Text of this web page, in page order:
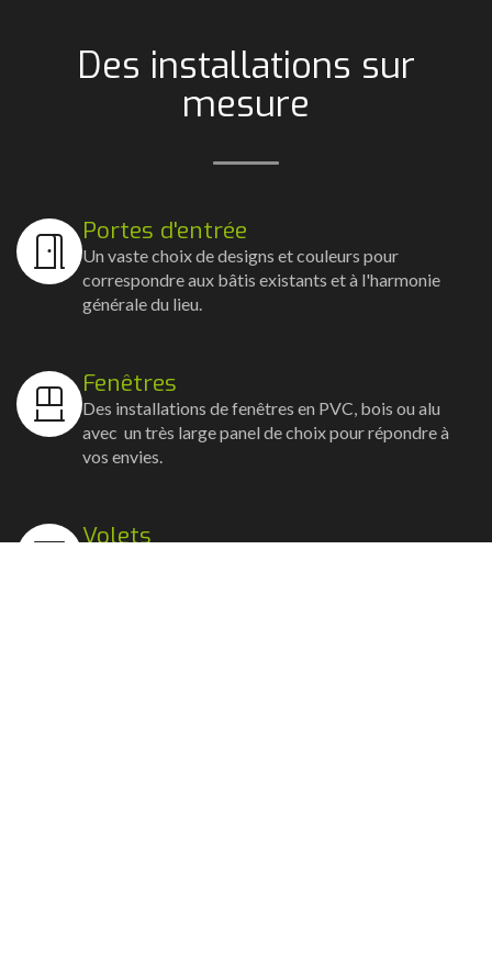
Des installations sur
mesure
Portes d'entrée
Un vaste choix de designs et couleurs pour
correspondre aux bâtis existants et à l'harmonie
générale du lieu.
Fenêtres
Des installations de fenêtres en PVC, bois ou alu
avec un très large panel de choix pour répondre à
vos envies.
Volets